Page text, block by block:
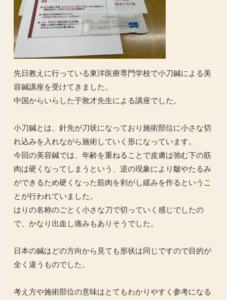
先日教えに行っている東洋医療専門学校で小刀鍼による美
容鍼講座を受けてきました。
中国からいらした于敦才先生による講座でした。
小刀鍼とは、針先が刀状になっており施術部位に小さな切
れ込みを入れながら施術していく形になっています。
今回の美容鍼では、年齢を重ねることで皮膚は弛む下の筋
肉は硬くなってしまうという、逆の現象により皺やたるみ
ができるため硬くなった筋肉を剥がし緩みを作るというこ
とが行われていました。
はりの名称のごとく小さな刀で切っていく感じでしたの
で、かなり出血し痛みもありそうでした。
日本の鍼はどの方向から見ても形状は同じですので目的が
全く違うものでした。
考え方や施術部位の意味はとてもわかりやすく参考になる